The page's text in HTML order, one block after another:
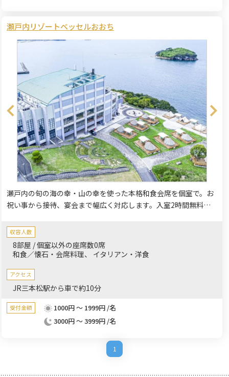
瀬戸内リゾートベッセルおおち
瀬戸内の旬の海の幸・山の幸を使った本格和食会席を個室で。お
祝い事から接待、宴会まで幅広く対応します。入室2時間無料、
バス、カラオケ設備、宿泊プランも完備。お子様向け会席もご用
意し、家族でも安心してご利用いただけます。
収容人数
8部屋 / 個室以外の座席数0席
和食／懐石・会席料理
イタリアン・洋食
アクセス
JR三本松駅から車で約10分
受付金額
1000円 ～ 1999円 /名
3000円 ～ 3999円 /名
1